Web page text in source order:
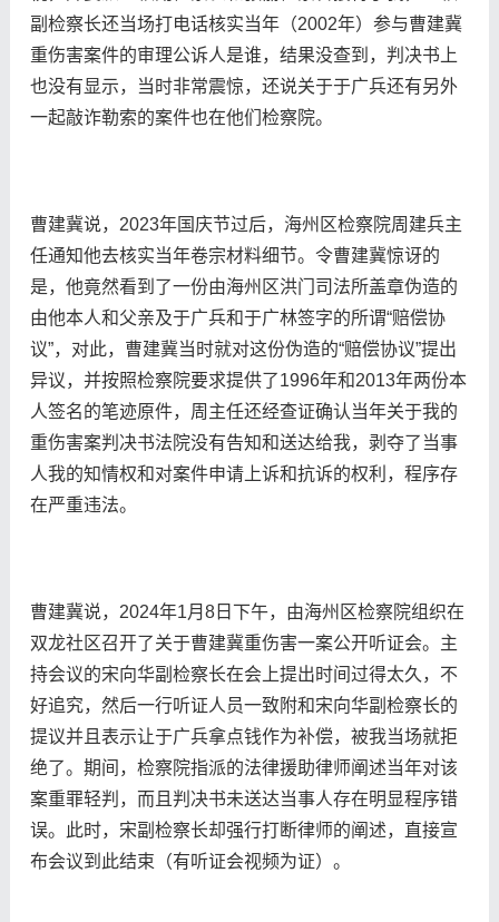
副检察长还当场打电话核实当年（2002年）参与曹建冀
重伤害案件的审理公诉人是谁，结果没查到，判决书上
也没有显示，当时非常震惊，还说关于于广兵还有另外
一起敲诈勒索的案件也在他们检察院。
曹建冀说，2023年国庆节过后，海州区检察院周建兵主
任通知他去核实当年卷宗材料细节。令曹建冀惊讶的
是，他竟然看到了一份由海州区洪门司法所盖章伪造的
由他本人和父亲及于广兵和于广林签字的所谓“赔偿协
议”，对此，曹建冀当时就对这份伪造的“赔偿协议”提出
异议，并按照检察院要求提供了1996年和2013年两份本
人签名的笔迹原件，周主任还经查证确认当年关于我的
重伤害案判决书法院没有告知和送达给我，剥夺了当事
人我的知情权和对案件申请上诉和抗诉的权利，程序存
在严重违法。
曹建冀说，2024年1月8日下午，由海州区检察院组织在
双龙社区召开了关于曹建冀重伤害一案公开听证会。主
持会议的宋向华副检察长在会上提出时间过得太久，不
好追究，然后一行听证人员一致附和宋向华副检察长的
提议并且表示让于广兵拿点钱作为补偿，被我当场就拒
绝了。期间，检察院指派的法律援助律师阐述当年对该
案重罪轻判，而且判决书未送达当事人存在明显程序错
误。此时，宋副检察长却强行打断律师的阐述，直接宣
布会议到此结束（有听证会视频为证）。